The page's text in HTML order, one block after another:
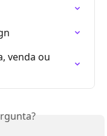
venda ou